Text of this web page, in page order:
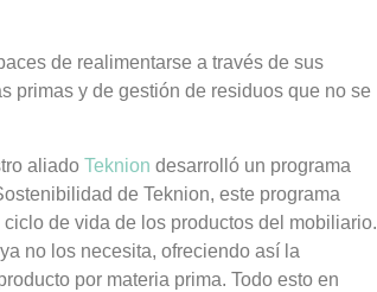
de realimentarse a través de sus
primas y de gestión de residuos que no se
aliado Teknion desarrolló un programa
de Teknion, este programa
de vida de los productos del mobiliario.
no los necesita, ofreciendo así la
por materia prima. Todo esto en